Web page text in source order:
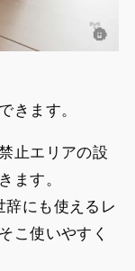
きます。
止エリアの設
ます。
にも使えるレ
こ使いやすく